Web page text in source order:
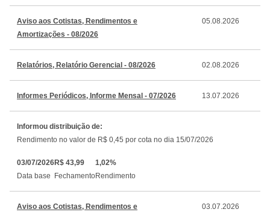
Aviso aos Cotistas, Rendimentos e
Amortizações - 08/2026
05.08.2026
Relatórios, Relatório Gerencial - 08/2026 02.08.2026
Informes Periódicos, Informe Mensal - 07/2026 13.07.2026
Informou distribuição de:
Rendimento no valor de R$ 0,45 por cota no dia 15/07/2026
03/07/2026
Data base
R$ 43,99
Fechamento
1,02%
Rendimento
Aviso aos Cotistas, Rendimentos e
03.07.2026